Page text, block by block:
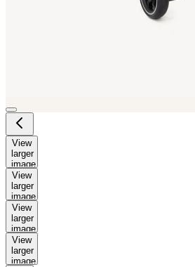
View
larger
image
View
larger
image
View
larger
image
View
larger
image